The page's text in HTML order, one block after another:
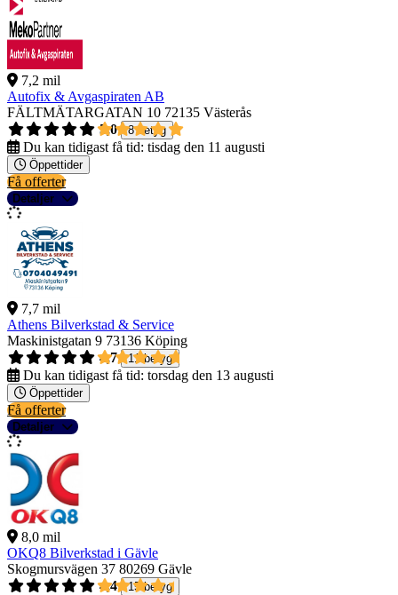
7,2 mil
Autofix & Avgaspiraten AB
FÄLTMÄTARGATAN 10 72135 Västerås
5,0
8 betyg
Du kan tidigast få tid: tisdag den 11 augusti
Öppettider
Få offerter
Detaljer
7,7 mil
Athens Bilverkstad & Service
Maskinistgatan 9 73136 Köping
4,7
11 betyg
Du kan tidigast få tid: torsdag den 13 augusti
Öppettider
Få offerter
Detaljer
8,0 mil
OKQ8 Bilverkstad i Gävle
Skogmursvägen 37 80269 Gävle
4,4
15 betyg